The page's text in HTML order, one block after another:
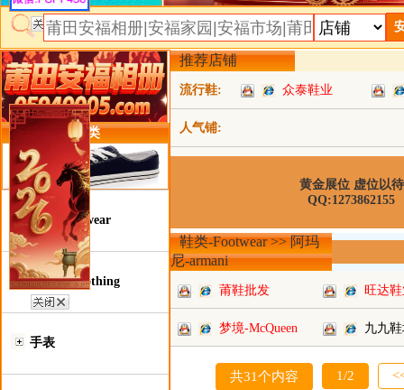
类目详细分类
鞋类-Footwear
服装类-Clothing
手表
推荐店铺
流行鞋:
人气铺:
众泰鞋业
黄金展位 虚位以待
QQ:1273862155
鞋类-Footwear >> 阿玛
尼-armani
莆鞋批发 旺达
梦境-McQueen 九九
共31个内容 1/2